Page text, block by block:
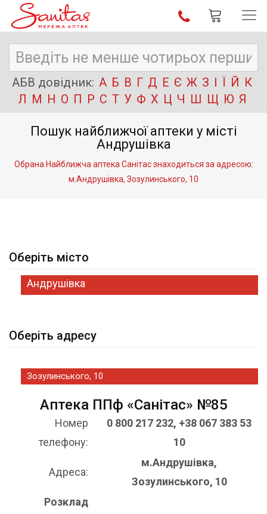
АБВ довідник: А Б В Г Д Е Є Ж З І Ї Й К
Л М Н О П Р С Т У Ф Х Ц Ч Ш Щ Ю Я
Пошук найближчої аптеки у місті
Андрушівка
Обрана Найближча аптека Санітас знаходиться за адресою:
м.Андрушівка, Зозулинського, 10
Оберіть місто
Андрушівка
Оберіть адресу
Зозулинського, 10
Аптека ППф «Санітас» №85
Номер
телефону:
0 800 217 232, +38 067 383 53
10
Адреса:
м.Андрушівка,
Зозулинського, 10
Розклад